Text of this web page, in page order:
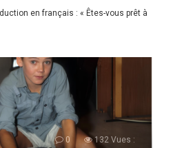
en français : « Êtes-vous prêt à
0 132 Vues :